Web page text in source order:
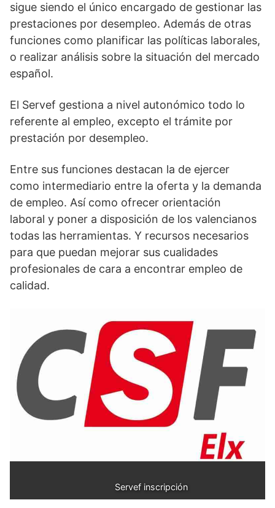
sigue siendo el único encargado de gestionar las
prestaciones por desempleo. Además de otras
funciones como planificar las políticas laborales,
o realizar análisis sobre la situación del mercado
español.
El Servef gestiona a nivel autonómico todo lo
referente al empleo, excepto el trámite por
prestación por desempleo.
Entre sus funciones destacan la de ejercer
como intermediario entre la oferta y la demanda
de empleo. Así como ofrecer orientación
laboral y poner a disposición de los valencianos
todas las herramientas. Y recursos necesarios
para que puedan mejorar sus cualidades
profesionales de cara a encontrar empleo de
calidad.
Servef inscripción